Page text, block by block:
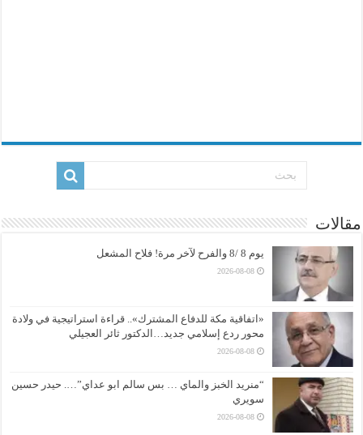
مقالات
يوم 8 /8 والفرح لآخر مرة! فلاح المشعل
2026-08-08
«اتفاقية مكة للدفاع المشترك».. قراءة استراتيجية في ولادة
محور ردع إسلامي جديد…الدكتور ثائر العجيلي
2026-08-08
“منريد الخبز والماي … بس سالم ابو عداي”…. حيدر حسين
سويري
2026-08-08